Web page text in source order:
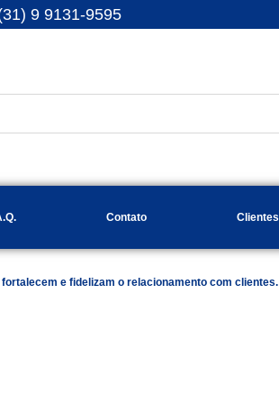
9 9131-9595
Contato Clientes
e fidelizam o relacionamento com clientes.